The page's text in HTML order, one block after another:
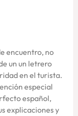
encuentro, no
un un letrero
en el turista.
especial
español,
explicaciones y